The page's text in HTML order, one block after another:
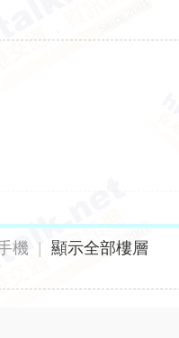
機 顯示全部樓層